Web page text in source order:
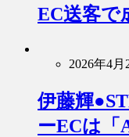
EC送客で
2026年4月
伊藤輝
ーECは「